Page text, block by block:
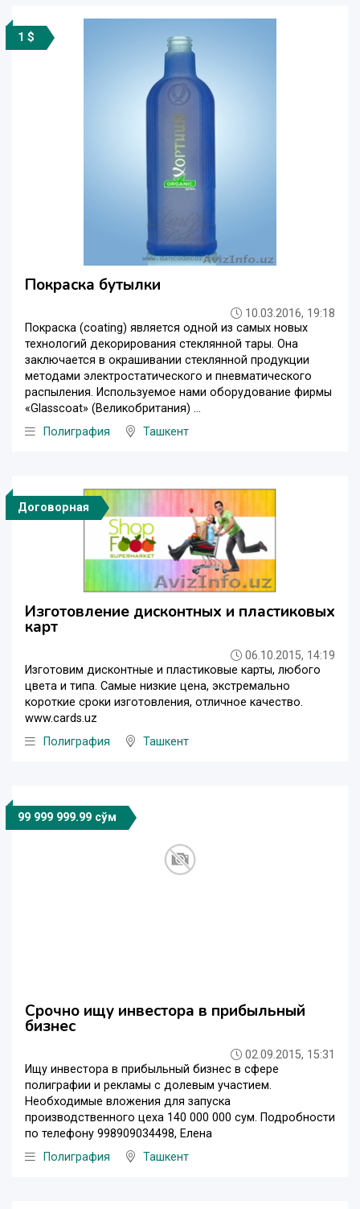
1 $
Покраска бутылки
10.03.2016, 19:18
Покраска (coating) является одной из самых новых
технологий декорирования стеклянной тары. Она
заключается в окрашивании стеклянной продукции
методами электростатического и пневматического
распыления. Используемое нами оборудование фирмы
«Glasscoat» (Великобритания) ...
Полиграфия
Ташкент
Договорная
Изготовление дисконтных и пластиковых
карт
06.10.2015, 14:19
Изготовим дисконтные и пластиковые карты, любого
цвета и типа. Самые низкие цена, экстремально
короткие сроки изготовления, отличное качество.
www.cards.uz
Полиграфия
Ташкент
99 999 999.99 сўм
Срочно ищу инвестора в прибыльный
бизнес
02.09.2015, 15:31
Ищу инвестора в прибыльный бизнес в сфере
полиграфии и рекламы с долевым участием.
Необходимые вложения для запуска
производственного цеха 140 000 000 сум. Подробности
по телефону 998909034498, Елена
Полиграфия
Ташкент